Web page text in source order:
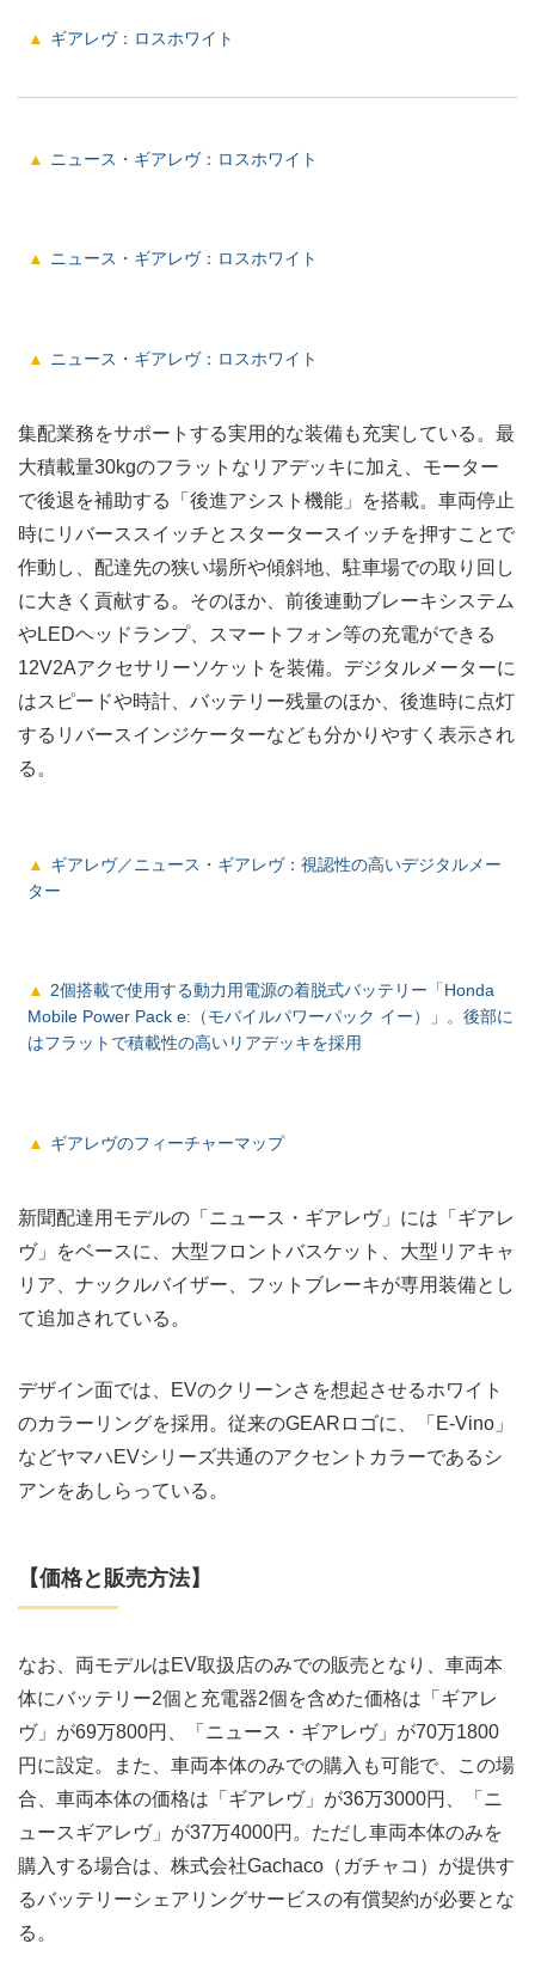
ギアレヴ：ロスホワイト
ニュース・ギアレヴ：ロスホワイト
ニュース・ギアレヴ：ロスホワイト
ニュース・ギアレヴ：ロスホワイト
集配業務をサポートする実用的な装備も充実している。最
大積載量30kgのフラットなリアデッキに加え、モーター
で後退を補助する「後進アシスト機能」を搭載。車両停止
時にリバーススイッチとスタータースイッチを押すことで
作動し、配達先の狭い場所や傾斜地、駐車場での取り回し
に大きく貢献する。そのほか、前後連動ブレーキシステム
やLEDヘッドランプ、スマートフォン等の充電ができる
12V2Aアクセサリーソケットを装備。デジタルメーターに
はスピードや時計、バッテリー残量のほか、後進時に点灯
するリバースインジケーターなども分かりやすく表示され
る。
ギアレヴ／ニュース・ギアレヴ：視認性の高いデジタルメー
ター
2個搭載で使用する動力用電源の着脱式バッテリー「Honda
Mobile Power Pack e:（モバイルパワーパック イー）」。後部に
はフラットで積載性の高いリアデッキを採用
ギアレヴのフィーチャーマップ
新聞配達用モデルの「ニュース・ギアレヴ」には「ギアレ
ヴ」をベースに、大型フロントバスケット、大型リアキャ
リア、ナックルバイザー、フットブレーキが専用装備とし
て追加されている。
デザイン面では、EVのクリーンさを想起させるホワイト
のカラーリングを採用。従来のGEARロゴに、「E-Vino」
などヤマハEVシリーズ共通のアクセントカラーであるシ
アンをあしらっている。
【価格と販売方法】
なお、両モデルはEV取扱店のみでの販売となり、車両本
体にバッテリー2個と充電器2個を含めた価格は「ギアレ
ヴ」が69万800円、「ニュース・ギアレヴ」が70万1800
円に設定。また、車両本体のみでの購入も可能で、この場
合、車両本体の価格は「ギアレヴ」が36万3000円、「ニ
ュースギアレヴ」が37万4000円。ただし車両本体のみを
購入する場合は、株式会社Gachaco（ガチャコ）が提供す
るバッテリーシェアリングサービスの有償契約が必要とな
る。